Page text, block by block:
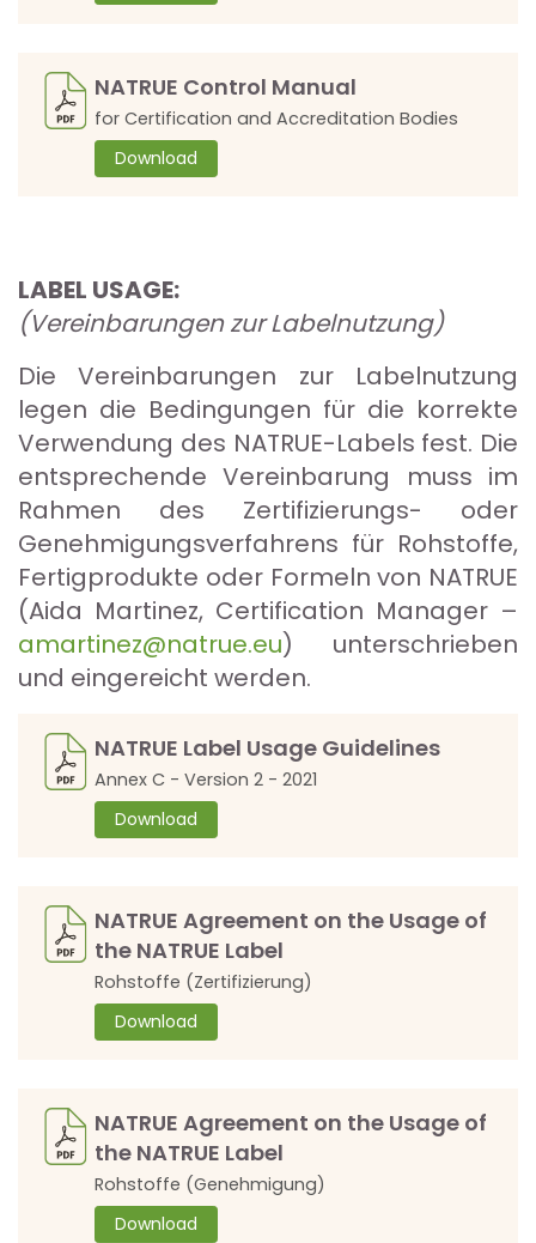
NATRUE Control Manual
for Certification and Accreditation Bodies
Download
LABEL USAGE:
(Vereinbarungen zur Labelnutzung)
Die Vereinbarungen zur Labelnutzung
legen die Bedingungen für die korrekte
Verwendung des NATRUE-Labels fest. Die
entsprechende Vereinbarung muss im
Rahmen des Zertifizierungs- oder
Genehmigungsverfahrens für Rohstoffe,
Fertigprodukte oder Formeln von NATRUE
(Aida Martinez, Certification Manager –
amartinez@natrue.eu) unterschrieben
und eingereicht werden.
NATRUE Label Usage Guidelines
Annex C - Version 2 - 2021
Download
NATRUE Agreement on the Usage of
the NATRUE Label
Rohstoffe (Zertifizierung)
Download
NATRUE Agreement on the Usage of
the NATRUE Label
Rohstoffe (Genehmigung)
Download